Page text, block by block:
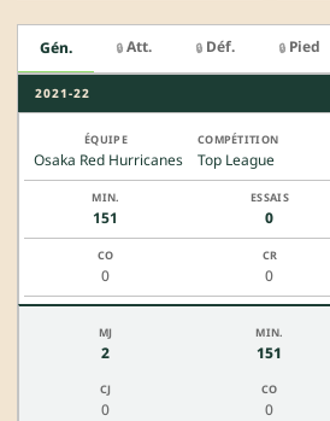
Gén. 🔒 Att. 🔒 Déf. 🔒 Pied
2021-22
Osaka Red Hurricanes Top League
151 0
0 0
2 151
0 0